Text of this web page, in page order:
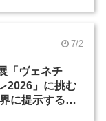
7/2
「ヴェネチ
2026」に挑む
に提示する美